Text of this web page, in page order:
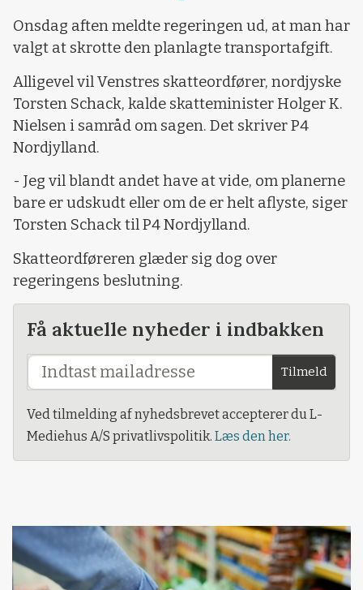
Onsdag aften meldte regeringen ud, at man har
valgt at skrotte den planlagte transportafgift.
Alligevel vil Venstres skatteordfører, nordjyske
Torsten Schack, kalde skatteminister Holger K.
Nielsen i samråd om sagen. Det skriver P4
Nordjylland.
- Jeg vil blandt andet have at vide, om planerne
bare er udskudt eller om de er helt aflyste, siger
Torsten Schack til P4 Nordjylland.
Skatteordføreren glæder sig dog over
regeringens beslutning.
Få aktuelle nyheder i indbakken
Tilmeld
Ved tilmelding af nyhedsbrevet accepterer du L-
Mediehus A/S privatlivspolitik. Læs den her.